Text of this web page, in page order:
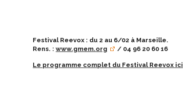
Festival Reevox : du 2 au 6/02 à Marseille.
Rens. :www.gmem.org / 04 96 20 60 16
Le programme complet du Festival Reevox ici